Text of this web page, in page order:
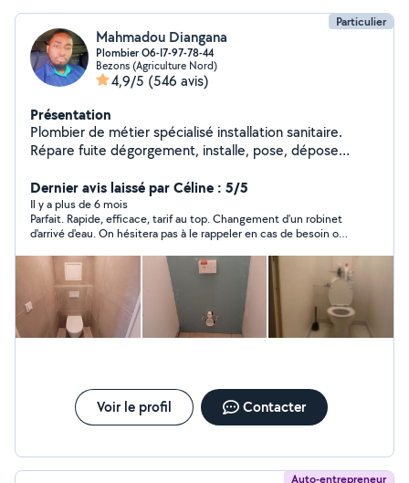
Particulier
Mahmadou Diangana
Plombier O6-I7-97-78-44
Bezons (Agriculture Nord)
4,9/5 (546 avis)
Présentation
Plombier de métier spécialisé installation sanitaire.
Répare fuite dégorgement, installe, pose, dépose
soudure au chalumeau etc. Dispo. O617-97.78-44 si je ne
rép pas aux msg privés cest que vs n'etes pas ds mon
rayon ds ce cas appelez moi directement.Retenez une
chose: C'EST LE PAS CHER QUI REVIENT CHER...
Dernier avis laissé par Céline : 5/5
Il y a plus de 6 mois
Parfait. Rapide, efficace, tarif au top. Changement d'un robinet
d'arrivé d'eau. On hésitera pas à le rappeler en cas de besoin ou
Voir le profil Contacter
Auto-entrepreneur